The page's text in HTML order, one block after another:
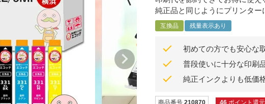
純正品と同じようにプリンター
互換品 残量表示あり
初めての方でも安心な
普段使いに十分な印刷
純正インクよりも低価
商品番号 210870 46 ポイント還元